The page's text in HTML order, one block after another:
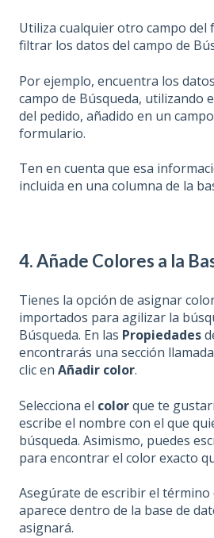
Utiliza cualquier otro campo
filtrar los datos del campo de
Por ejemplo, encuentra los
campo de Búsqueda, utilizando
del pedido, añadido en un
formulario.
Ten en cuenta que esa
incluida en una columna de la
4. Añade Colores a la
Tienes la opción de asignar
importados para agilizar la
Búsqueda. En las Propiedades
encontrarás una sección llamada
clic en Añadir color.
Selecciona el colorque te
escribe el nombre con el que
búsqueda. Asimismo, puedes
para encontrar el color exacto
Asegúrate de escribir el término
aparece dentro de la base de
asignará.